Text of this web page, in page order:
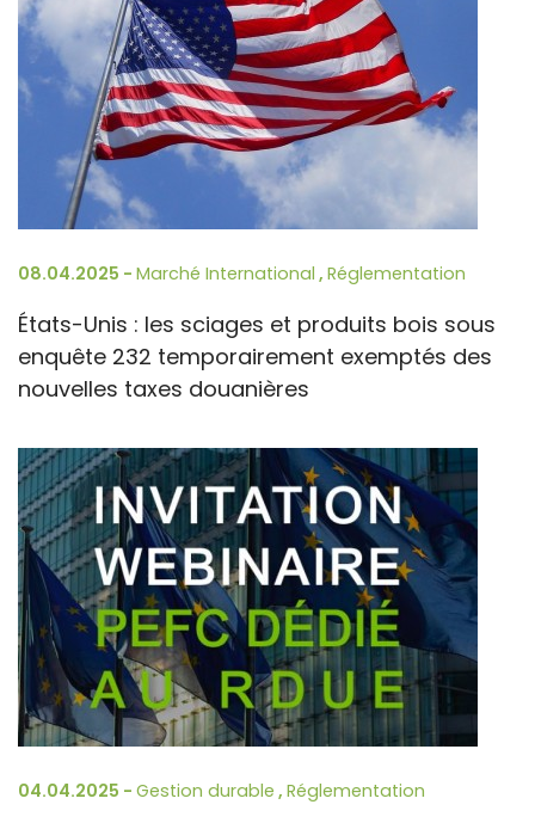
08.04.2025 - Marché International , Réglementation
États-Unis : les sciages et produits bois sous
enquête 232 temporairement exemptés des
nouvelles taxes douanières
04.04.2025 - Gestion durable , Réglementation